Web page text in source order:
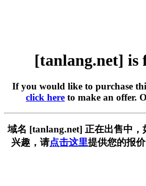
[tanlang.net] is
If you would like to purchase
click here to make an offer.
域名 [tanlang.net] 正在出售中，
兴趣，请点击这里提供您的报